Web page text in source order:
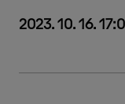
2023. 10. 16.